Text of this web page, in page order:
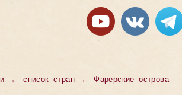
←список стран ←Фарерские острова